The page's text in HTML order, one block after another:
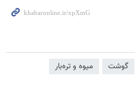
گوشت میوه و تره‌بار